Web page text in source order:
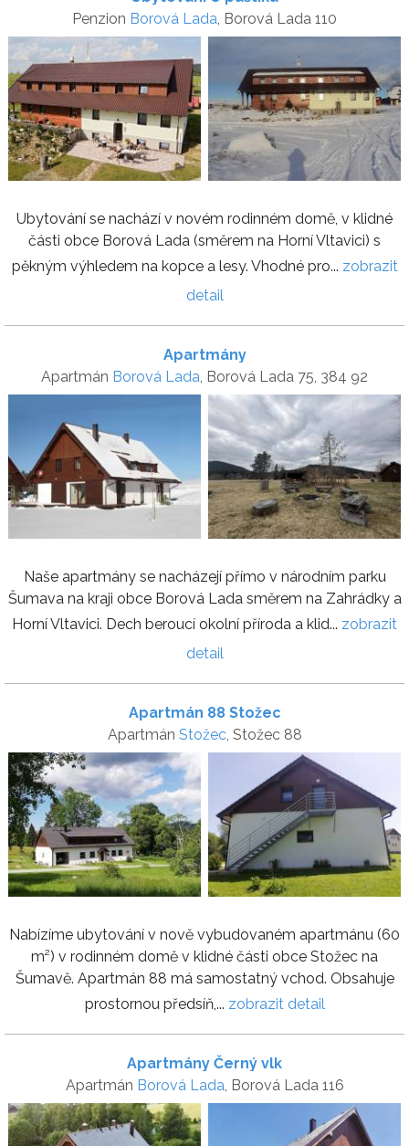
Penzion Borová Lada , Borová Lada 110
Ubytování se nachází v novém rodinném domě, v klidné
části obce Borová Lada (směrem na Horní Vltavici) s
pěkným výhledem na kopce a lesy. Vhodné pro... zobrazit
detail
Apartmány
Apartmán Borová Lada , Borová Lada 75, 384 92
Naše apartmány se nacházejí přímo v národním parku
Šumava na kraji obce Borová Lada směrem na Zahrádky a
Horní Vltavici. Dech beroucí okolní příroda a klid... zobrazit
detail
Apartmán 88 Stožec
Apartmán Stožec, Stožec 88
Nabízíme ubytování v nově vybudovaném apartmánu (60
m²) v rodinném domě v klidné části obce Stožec na
Šumavě. Apartmán 88 má samostatný vchod. Obsahuje
prostornou předsíň,... zobrazit detail
Apartmány Černý vlk
Apartmán Borová Lada, Borová Lada 116